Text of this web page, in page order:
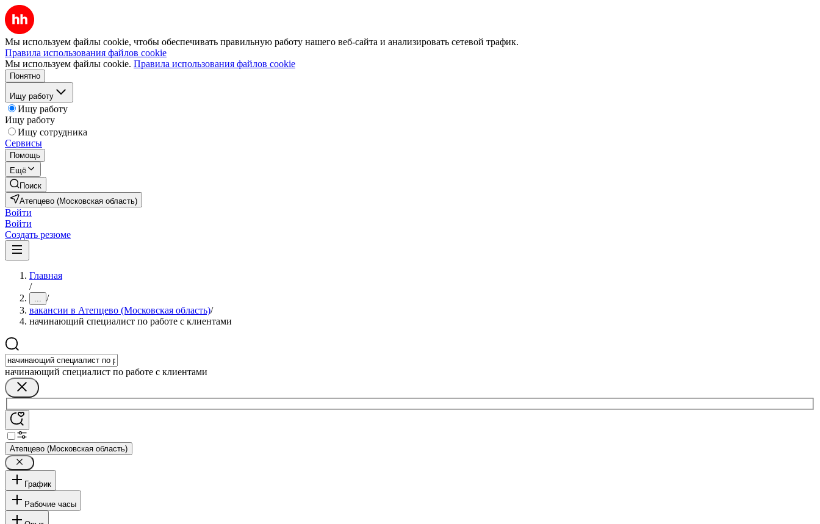
Мы используем файлы cookie, чтобы обеспечивать правильную работу нашего веб-сайта и анализировать сетевой трафик.
Правила использования файлов cookie
Мы используем файлы cookie. Правила использования файлов cookie
Понятно
Ищу работу
Ищу работу
Ищу работу
Ищу сотрудника
Сервисы
Помощь
Ещё
Поиск
Атепцево (Московская область)
Войти
Войти
Создать резюме
Главная
/
... /
вакансии в Атепцево (Московская область)/
начинающий специалист по работе с клиентами
начинающий специалист по работе с клиентами
Атепцево (Московская область)
График
Рабочие часы